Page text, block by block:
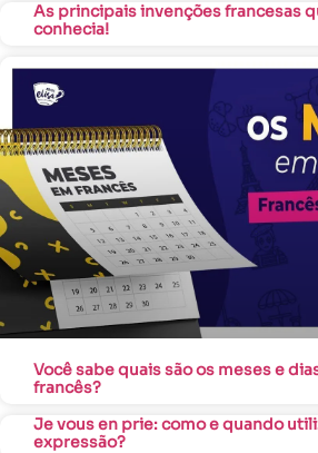
As principais invenções francesas
conhecia!
Você sabe quais são os meses e
francês?
Je vous en prie: como e quando
expressão?